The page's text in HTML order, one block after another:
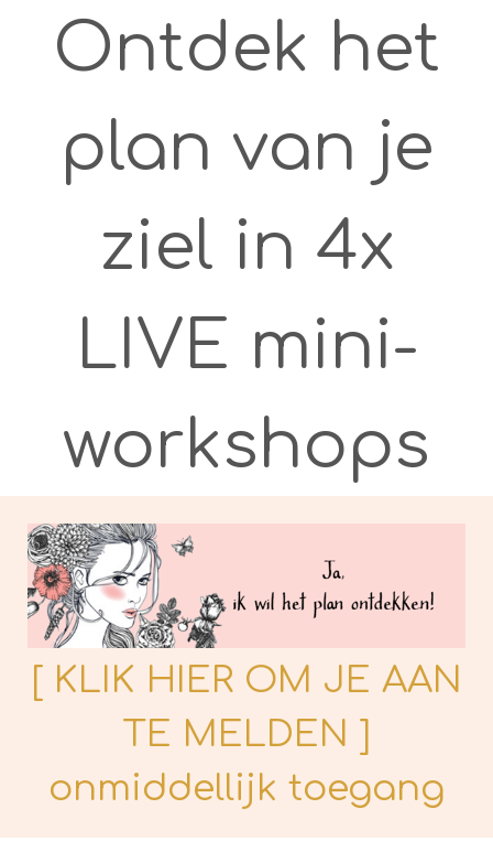
Ontdek het
plan van je
ziel in 4x
LIVE mini-
workshops
[ KLIK HIER OM JE AAN
TE MELDEN ]
onmiddellijk toegang